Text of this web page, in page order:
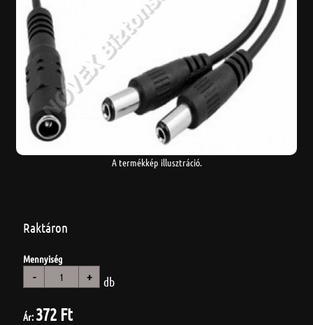
A termékkép illusztráció.
Raktáron
Mennyiség
- + db
Ár: 372 Ft